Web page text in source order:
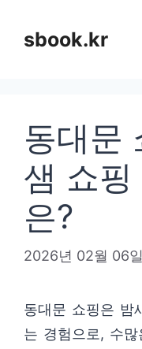
sbook.kr
동대문
샘 쇼핑
은?
2026년 02월 06일
동대문 쇼핑은 밤
는 경험으로, 수